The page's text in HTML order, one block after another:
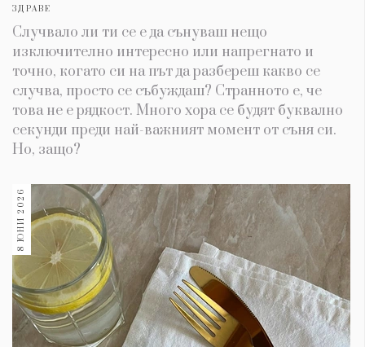
ЗДРАВЕ
Случвало ли ти се е да сънуваш нещо
изключително интересно или напрегнато и
точно, когато си на път да разбереш какво се
случва, просто се събуждаш? Странното е, че
това не е рядкост. Много хора се будят буквално
секунди преди най-важният момент от съня си.
Но, защо?
8 ЮНИ 2026